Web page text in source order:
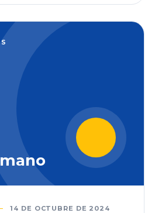
14 DE OCTUBRE DE 2024